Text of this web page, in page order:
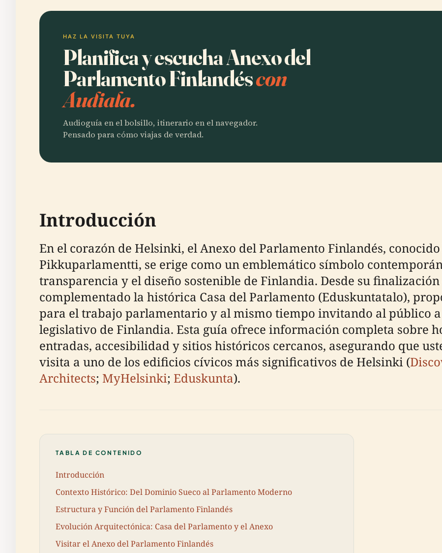
HAZ LA VISITA TUYA
Planifica y escucha Anexo del
Parlamento Finlandéscon
Audiala.
Audioguía en el bolsillo, itinerario en el navegador.
Pensado para cómo viajas de verdad.
Introducción
En el corazón de Helsinki, el Anexo del Parlamento Finlandés,
Pikkuparlamentti, se erige como un emblemático símbolo
transparencia y el diseño sostenible de Finlandia. Desde su finalización
complementado la histórica Casa del Parlamento (Eduskuntatalo),
para el trabajo parlamentario y al mismo tiempo invitando al público
legislativo de Finlandia. Esta guía ofrece información completa sobre
entradas, accesibilidad y sitios históricos cercanos, asegurando que
visita a uno de los edificios cívicos más significativos de Helsinki (
Architects; MyHelsinki; Eduskunta).
TABLA DE CONTENIDO
Introducción
Contexto Histórico: Del Dominio Sueco al Parlamento Moderno
Estructura y Función del Parlamento Finlandés
Evolución Arquitectónica: Casa del Parlamento y el Anexo
Visitar el Anexo del Parlamento Finlandés